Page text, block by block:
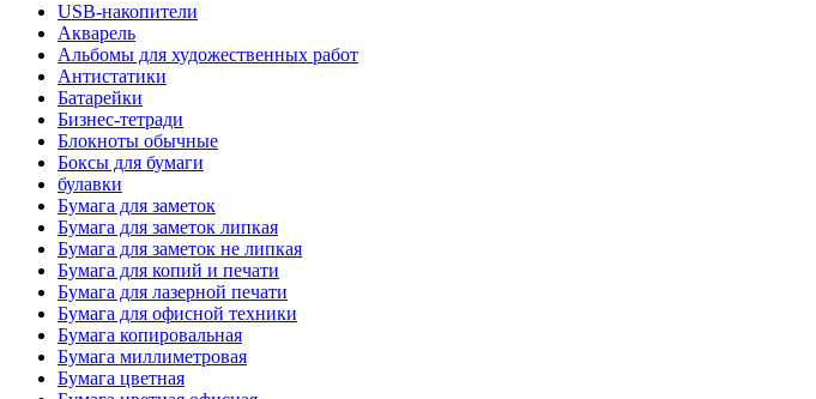
USB-накопители
Акварель
Альбомы для художественных работ
Антистатики
Батарейки
Бизнес-тетради
Блокноты обычные
Боксы для бумаги
булавки
Бумага для заметок
Бумага для заметок липкая
Бумага для заметок не липкая
Бумага для копий и печати
Бумага для лазерной печати
Бумага для офисной техники
Бумага копировальная
Бумага миллиметровая
Бумага цветная